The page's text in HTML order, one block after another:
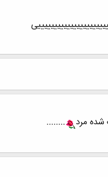
!!!!! کجایییییییییییییییییییییییییی
شده مرد
........